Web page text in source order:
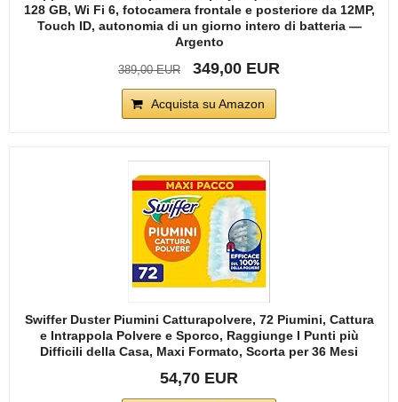
128 GB, Wi Fi 6, fotocamera frontale e posteriore da 12MP,
Touch ID, autonomia di un giorno intero di batteria —
Argento
389,00 EUR 349,00 EUR
Acquista su Amazon
Swiffer Duster Piumini Catturapolvere, 72 Piumini, Cattura
e Intrappola Polvere e Sporco, Raggiunge I Punti più
Difficili della Casa, Maxi Formato, Scorta per 36 Mesi
54,70 EUR